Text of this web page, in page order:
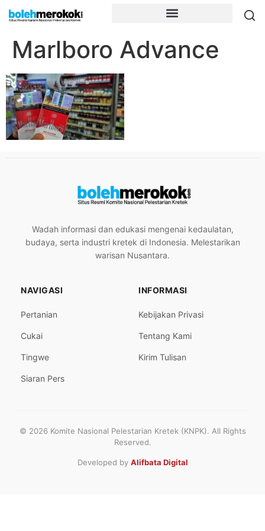
Marlboro Advance
Wadah informasi dan edukasi mengenai kedaulatan,
budaya, serta industri kretek di Indonesia. Melestarikan
warisan Nusantara.
NAVIGASI
Pertanian
Cukai
Tingwe
Siaran Pers
INFORMASI
Kebijakan Privasi
Tentang Kami
Kirim Tulisan
© 2026 Komite Nasional Pelestarian Kretek (KNPK). All Rights
Reserved.
Developed by Alifbata Digital